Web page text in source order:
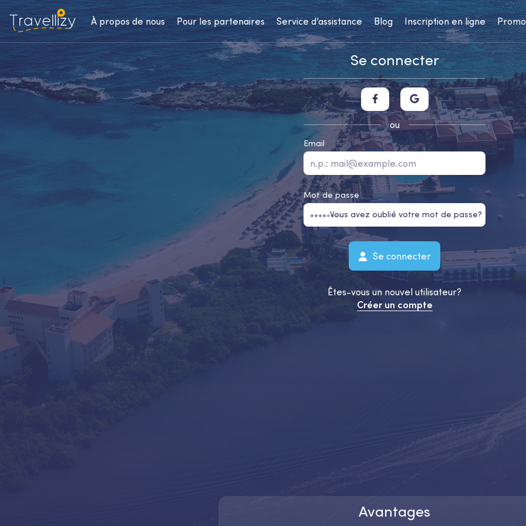
À propos de nous Pour les partenaires Service d’assistance Blog Inscription en ligne Promo
Se connecter
ou
Email
Mot de passe
Vous avez oublié votre mot de passe?
Se connecter
Êtes-vous un nouvel utilisateur?
Créer un compte
Avantages